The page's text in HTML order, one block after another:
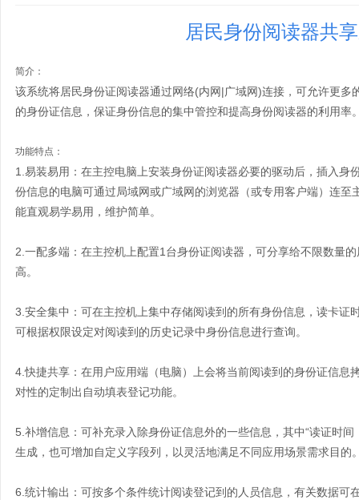
居民身份阅读器共
简介：
该系统将居民身份证阅读器通过网络(内网|广域网)连接，可允许更多
的身份证信息，保证身份信息的集中管控和提高身份阅读器的利用率
功能特点：
1.易装易用：在主控电脑上安装身份证阅读器必要的驱动后，插入身
份信息的电脑可通过局域网或广域网的浏览器（或专用客户端）连至
能直观易学易用，维护简单。
2.一配多端：在主控机上配置1台身份证阅读器，可分享给不限数量
高。
3.安全集中：可在主控机上集中存储阅读到的所有身份信息，读卡证
可根据权限设定对阅读到的历史记录中身份信息进行查询。
4.快捷共享 ：在用户应用端（电脑）上会将当前阅读到的身份证信息
对性的定制出自动填表登记功能。
5.补增信息：可补充录入除身份证信息外的一些信息，其中“读证时
生成，也可增加自定义字段列，以 灵活地满足不同应用场景需求目的
6.统计输出：可按多个条件统计阅读登记到的人员信息，有关数据可